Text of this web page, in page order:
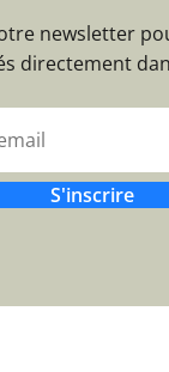
newsletter
directement
S'inscrire